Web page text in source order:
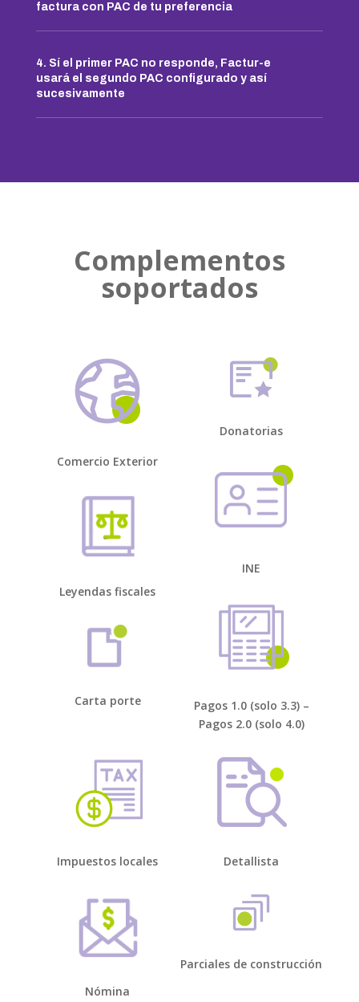
factura con PAC de tu preferencia
4. Sí el primer PAC no responde, Factur-e
usará el segundo PAC configurado y así
sucesivamente
Complementos
soportados
Comercio Exterior
Leyendas fiscales
Carta porte
Donatorias
INE
Pagos 1.0 (solo 3.3) –
Pagos 2.0 (solo 4.0)
Impuestos locales
Nómina
Detallista
Parciales de construcción